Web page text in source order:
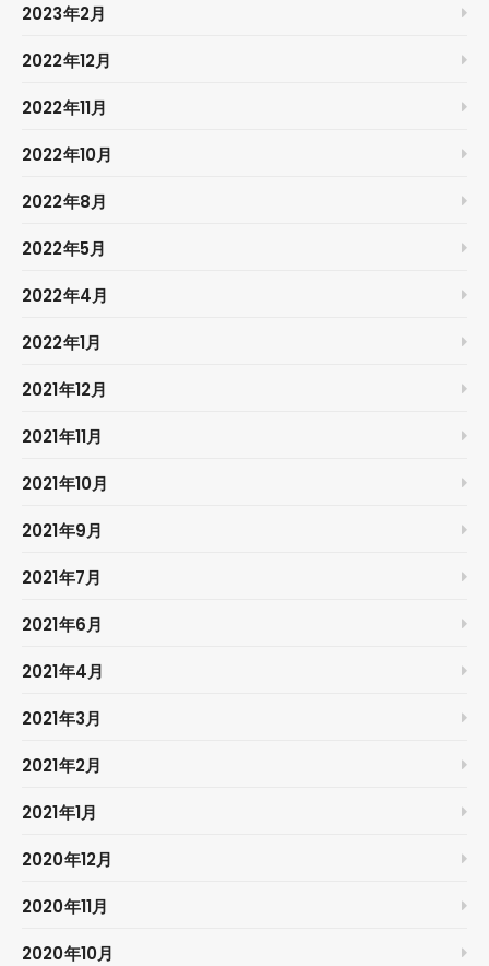
2023年2月
2022年12月
2022年11月
2022年10月
2022年8月
2022年5月
2022年4月
2022年1月
2021年12月
2021年11月
2021年10月
2021年9月
2021年7月
2021年6月
2021年4月
2021年3月
2021年2月
2021年1月
2020年12月
2020年11月
2020年10月